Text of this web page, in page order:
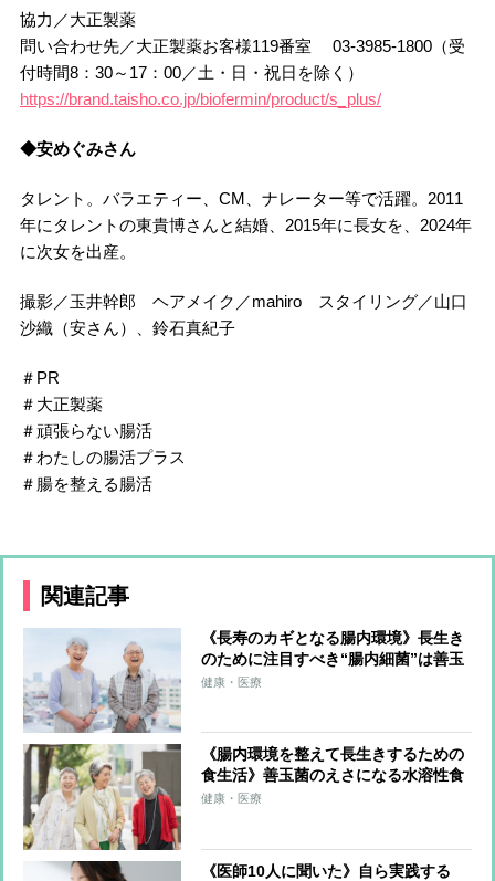
協力／大正製薬
問い合わせ先／大正製薬お客様119番室 03-3985-1800（受
付時間8：30～17：00／土・日・祝日を除く）
https://brand.taisho.co.jp/biofermin/product/s_plus/
◆安めぐみさん
タレント。バラエティー、CM、ナレーター等で活躍。2011
年にタレントの東貴博さんと結婚、2015年に長女を、2024年
に次女を出産。
撮影／玉井幹郎 ヘアメイク／mahiro スタイリング／山口
沙織（安さん）、鈴石真紀子
＃PR
＃大正製薬
＃頑張らない腸活
＃わたしの腸活プラス
＃腸を整える腸活
関連記事
《長寿のカギとなる腸内環境》長生き
のために注目すべき“腸内細菌”は善玉
菌の代表格「ビフィズス菌」と、腸内
健康・医療
《腸内環境を整えて長生きするための
食生活》善玉菌のえさになる水溶性食
物繊維が重要 漬ものやぬか漬けなど
健康・医療
《医師10人に聞いた》自ら実践する